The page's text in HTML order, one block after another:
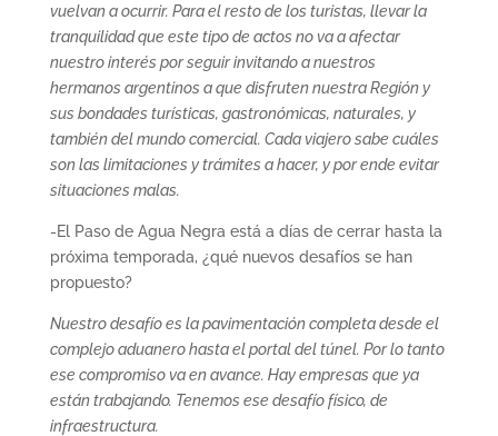
vuelvan a ocurrir. Para el resto de los turistas, llevar la
tranquilidad que este tipo de actos no va a afectar
nuestro interés por seguir invitando a nuestros
hermanos argentinos a que disfruten nuestra Región y
sus bondades turísticas, gastronómicas, naturales, y
también del mundo comercial. Cada viajero sabe cuáles
son las limitaciones y trámites a hacer, y por ende evitar
situaciones malas.
-El Paso de Agua Negra está a días de cerrar hasta la
próxima temporada, ¿qué nuevos desafíos se han
propuesto?
Nuestro desafío es la pavimentación completa desde el
complejo aduanero hasta el portal del túnel. Por lo tanto
ese compromiso va en avance. Hay empresas que ya
están trabajando. Tenemos ese desafío físico, de
infraestructura.